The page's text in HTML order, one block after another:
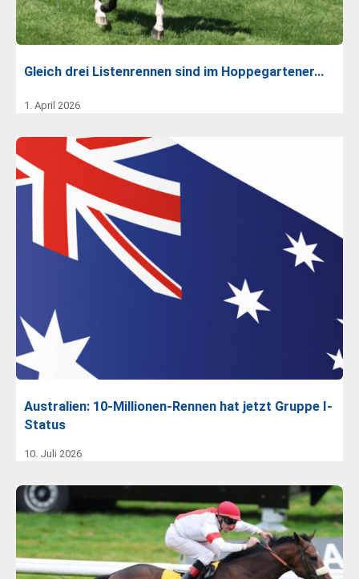
Gleich drei Listenrennen sind im Hoppegartener…
1. April 2026
Australien: 10-Millionen-Rennen hat jetzt Gruppe I-
Status
10. Juli 2026